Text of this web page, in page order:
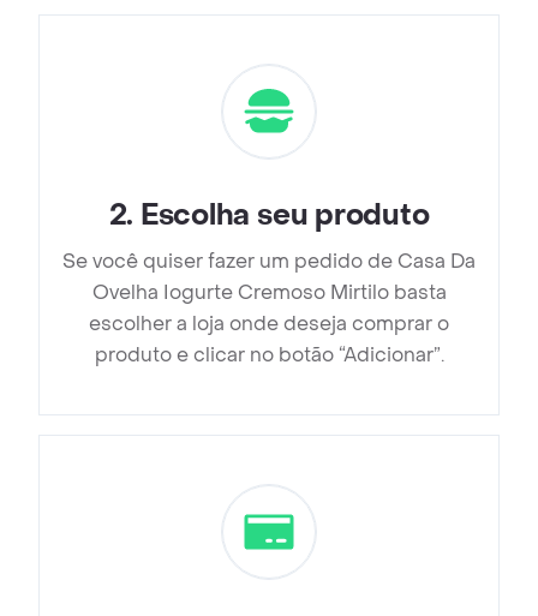
2. Escolha seu produto
Se você quiser fazer um pedido de Casa Da
Ovelha Iogurte Cremoso Mirtilo basta
escolher a loja onde deseja comprar o
produto e clicar no botão “Adicionar”.